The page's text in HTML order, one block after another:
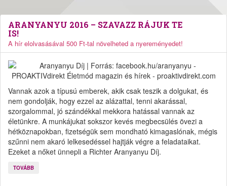
ARANYANYU 2016 – SZAVAZZ RÁJUK TE
IS!
A hír elolvasásával 500 Ft-tal növelheted a nyereményedet!
Vannak azok a típusú emberek, akik csak teszik a dolgukat, és
nem gondolják, hogy ezzel az alázattal, tenni akarással,
szorgalommal, jó szándékkal mekkora hatással vannak az
életünkre. A munkájukat sokszor kevés megbecsülés övezi a
hétköznapokban, fizetségük sem mondható kimagaslónak, mégis
szűnni nem akaró lelkesedéssel hajtják végre a feladataikat.
Ezeket a nőket ünnepli a Richter Aranyanyu Díj.
TOVÁBB